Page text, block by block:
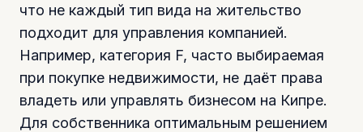
что не каждый тип вида на жительство
подходит для управления компанией.
Например, категория F, часто выбираемая
при покупке недвижимости, не даёт права
владеть или управлять бизнесом на Кипре.
Для собственника оптимальным решением